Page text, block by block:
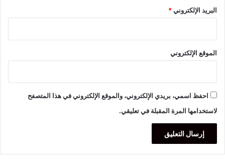
البريد الإلكتروني*
الموقع الإلكتروني
احفظ اسمي، بريدي الإلكتروني، والموقع الإلكتروني في هذا المتصفح
لاستخدامها المرة المقبلة في تعليقي.